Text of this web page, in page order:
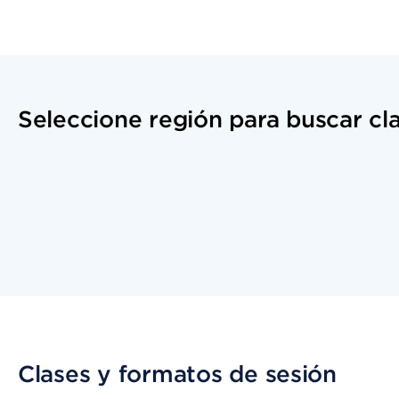
Seleccione región para buscar
Clases y formatos de sesión